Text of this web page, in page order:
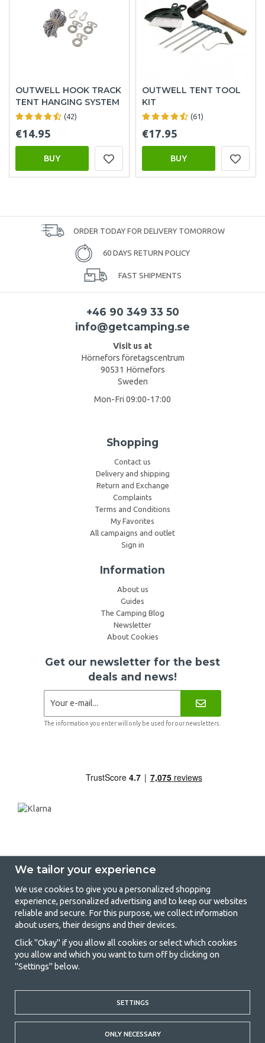
OUTWELL HOOK TRACK
TENT HANGING SYSTEM
(42)
€14.95
BUY
OUTWELL TENT TOOL
KIT
(61)
€17.95
BUY
ORDER TODAY FOR DELIVERY TOMORROW
60 DAYS RETURN POLICY
FAST SHIPMENTS
+46 90 349 33 50
info@getcamping.se
Visit us at
Hörnefors företagscentrum
90531 Hörnefors
Sweden
Mon-Fri 09:00-17:00
Shopping
Contact us
Delivery and shipping
Return and Exchange
Complaints
Terms and Conditions
My Favorites
All campaigns and outlet
Sign in
Information
About us
Guides
The Camping Blog
Newsletter
About Cookies
Get our newsletter for the best
deals and news!
The information you enter will only be used for our newsletters.
GetCamping - Your shop for camping
and outdoor life
Camping can be either a lifestyle or a way of gathering the family for a
joint adventure. No matter what category you belong to, you will find
everything you need in camping accessories in our store. We think
prices on family tents, caravan awnings and all other camping and
outdoor equipment. Our goal is to offer the best camping equipment in
terms of quality and functionality in each price category. Feel free to
contact us if there is something you are missing or want to know more
about.
We tailor your experience
We use cookies to give you a personalized shopping
experience, personalized advertising and to keep our websites
reliable and secure. For this purpose, we collect information
about users, their designs and their devices.
Click "Okay" if you allow all cookies or select which cookies
you allow and which you want to turn off by clicking on
"Settings" below.
SETTINGS
ONLY NECESSARY